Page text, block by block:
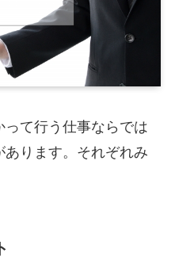
て行う仕事ならでは
ります。それぞれみ